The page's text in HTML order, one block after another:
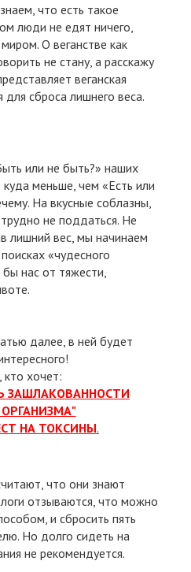
что есть такое
люди не едят ничего,
О веганстве как
не стану, а расскажу
веганская
для сброса лишнего веса.
или не быть?» наших
меньше, чем «Есть или
На вкусные соблазны,
не поддаться. Не
лишний вес, мы начинаем
«чудесного
нас от тяжести,
далее, в ней будет
кто хочет:
ЗАШЛАКОВАННОСТИ
ОРГАНИЗМА"
НА ТОКСИНЫ.
что они знают
отзываются, что можно
и сбросить пять
Но долго сидеть на
не рекомендуется.